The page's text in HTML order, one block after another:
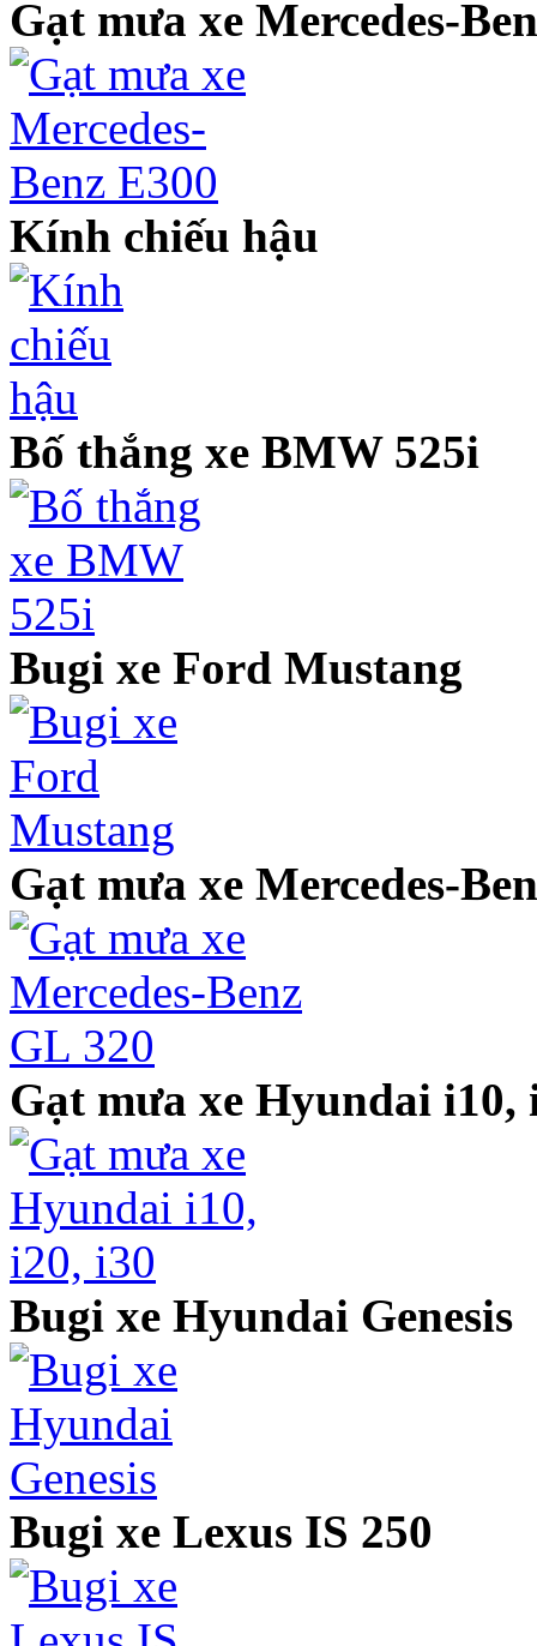
Gạt mưa xe Mercedes-
Kính chiếu hậu
Bố thắng xe BMW 525i
Bugi xe Ford Mustang
Gạt mưa xe Mercedes-
Gạt mưa xe Hyundai i10,
Bugi xe Hyundai Genesis
Bugi xe Lexus IS 250